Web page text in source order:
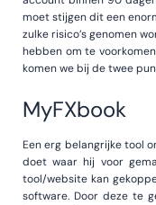
moet stijgen dit een
zulke risico’s genomen
hebben om te
komen we bij de twee
MyFXbook
Een erg belangrijke tool
doet waar hij voor
tool/website kan
software. Door deze te